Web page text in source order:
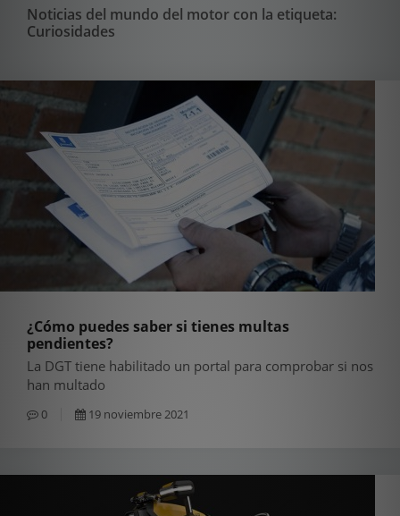
Noticias del mundo del motor con la etiqueta:
Curiosidades
¿Cómo puedes saber si tienes multas
pendientes?
La DGT tiene habilitado un portal para comprobar si nos
han multado
0 19 noviembre 2021